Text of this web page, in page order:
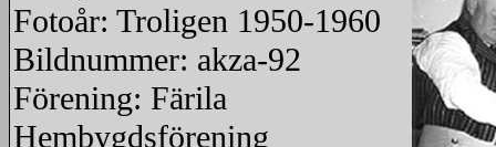
Fotoår: Troligen 1950-1960
Bildnummer: akza-92
Förening: Färila
Hembygdsförening